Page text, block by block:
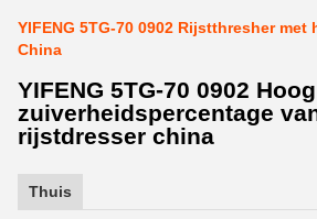
YIFENG 5TG-70 0902 Rijstthresher met
China
YIFENG 5TG-70 0902 Hoog
zuiverheidspercentage
rijstdresser china
Thuis